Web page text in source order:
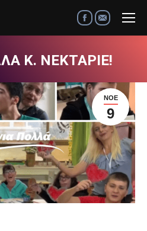
Facebook
Mail
Κ. ΝΕΚΤΑΡΙΕ!
ΝΟΈ
9